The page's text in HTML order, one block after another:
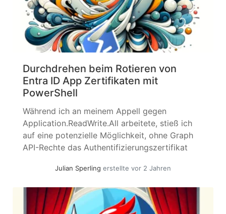
Durchdrehen beim Rotieren von
Entra ID App Zertifikaten mit
PowerShell
Während ich an meinem Appell gegen
Application.ReadWrite.All arbeitete, stieß ich
auf eine potenzielle Möglichkeit, ohne Graph
API-Rechte das Authentifizierungszertifikat
Herum-Probieren hatte ich es nicht zu meiner
entsprechend habe ich es vorerst beiseite
gelegt, um den Artikel abszuschließen. Das
Julian Sperling erstellte vor 2 Jahren